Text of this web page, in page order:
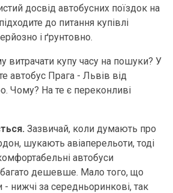
досвід автобусних поїздок на
до питання купівлі
і ґрунтовно.
витрачати купу часу на пошуки? У
автобус Прага - Львів від
Чому? На те є переконливі
Зазвичай, коли думають про
шукають авіаперельоти, тоді
автобуси
дешевше. Мало того, що
- нижчі за середньоринкові, так